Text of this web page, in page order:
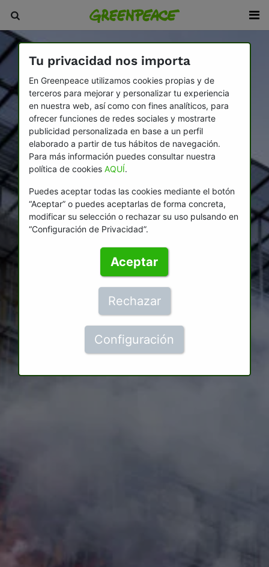
Tu privacidad nos importa
En Greenpeace utilizamos cookies propias y de
terceros para mejorar y personalizar tu experiencia
en nuestra web, así como con fines analíticos, para
ofrecer funciones de redes sociales y mostrarte
publicidad personalizada en base a un perfil
elaborado a partir de tus hábitos de navegación.
Para más información puedes consultar nuestra
política de cookies AQUÍ.
Puedes aceptar todas las cookies mediante el botón
“Aceptar” o puedes aceptarlas de forma concreta,
modificar su selección o rechazar su uso pulsando en
“Configuración de Privacidad”.
Aceptar
Rechazar
Configuración